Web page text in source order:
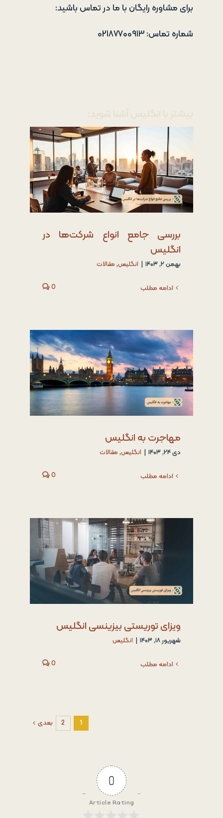
برای مشاوره رایگان با ما در تماس باشید:
شماره تماس: ۰۲۱۸۷۷۰۰۹۱۳
بررسی جامع انواع شرکت‌ها در
انگلیس
بهمن ۲, ۱۴۰۳ انگلیس, مقالات
ادامه مطلب 0
مهاجرت به انگلیس
دی ۲۴, ۱۴۰۳ انگلیس, مقالات
ادامه مطلب 0
ویزای توریستی بیزینسی انگلیس
شهریور ۱۸, ۱۴۰۳ انگلیس
ادامه مطلب 0
1
2 بعدی
0
Article Rating